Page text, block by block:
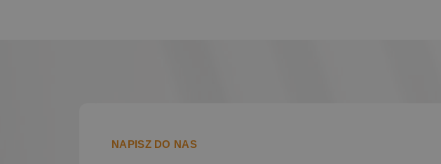
NAPISZ DO NAS